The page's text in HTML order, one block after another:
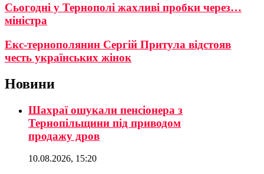
Сьогодні у Тернополі жахливі пробки через…
міністра
Екс-тернополянин Сергій Притула відстояв
честь українських жінок
Новини
Шахраї ошукали пенсіонера з
Тернопільщини під приводом
продажу дров
10.08.2026, 15:20